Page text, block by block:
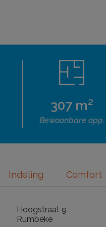
307 m²
Bewoonbare opp.
Indeling Comfort
Hoogstraat 9
Rumbeke